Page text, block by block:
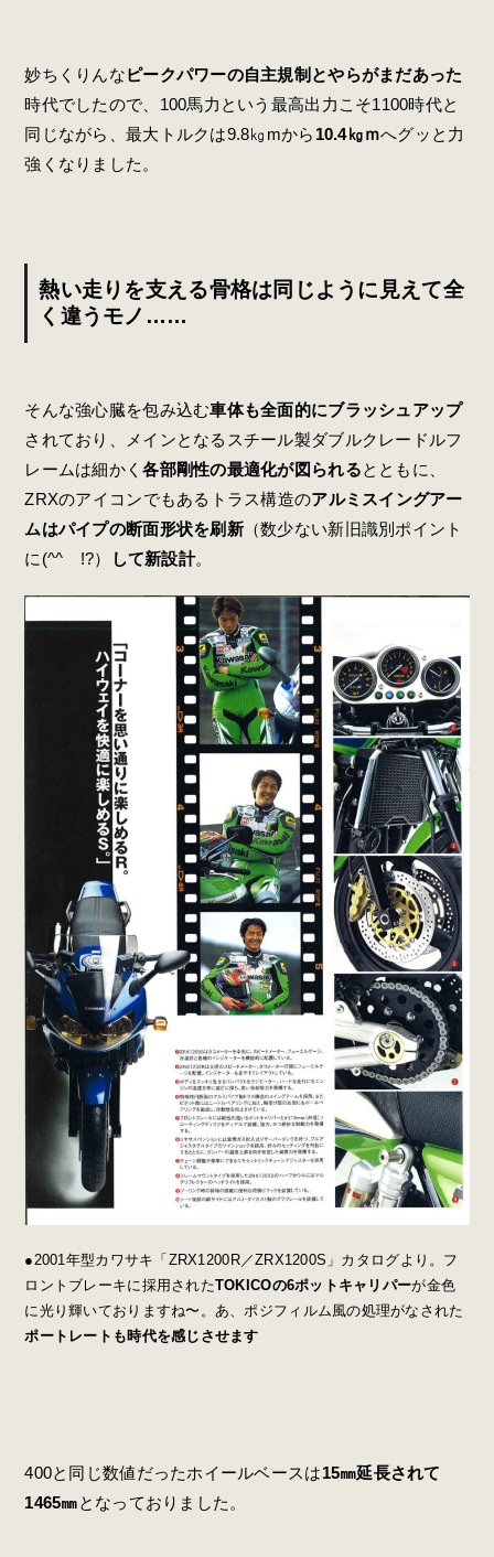
妙ちくりんなピークパワーの自主規制とやらがまだあった
時代でしたので、100馬力という最高出力こそ1100時代と
同じながら、最大トルクは9.8㎏mから 10.4㎏ｍへグッと力
強くなりました。
熱い走りを支える骨格は同じように見えて全
く違うモノ……
そんな強心臓を包み込む車体も全面的にブラッシュアップ
されており、メインとなるスチール製ダブルクレードルフ
レームは細かく各部剛性の最適化が図られるとともに、
ZRXのアイコンでもあるトラス構造のアルミスイングアー
ムはパイプの断面形状を刷新（数少ない新旧識別ポイント
に(^^ゞ!?）
して新設計。
●2001年型カワサキ「ZRX1200R／ZRX1200S」カタログより。フ
ロントブレーキに採用されたTOKICOの6ポットキャリパーが金色
に光り輝いておりますね〜。あ、ポジフィルム風の処理がなされた
ポートレートも時代を感じさせます
400と同じ数値だったホイールベースは15㎜延長されて
1465㎜となっておりました。